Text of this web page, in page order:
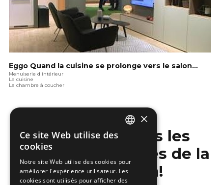
Eggo Quand la cuisine se prolonge vers le salon...
Menuiserie d'intérieur
La cuisine
La chambre à coucher
Ne manquez pas les
dernières nouvelles de la
construction!
×
Ce site Web utilise des
cookies
Notre site Web utilise des cookies pour
améliorer l'expérience utilisateur. Les
cookies sont utilisés pour afficher des